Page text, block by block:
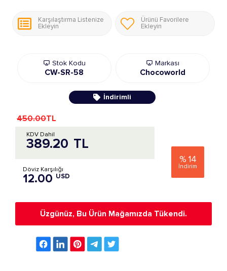
Karşılaştırma Listenize
Ekleyin
Ürünü Favorilere
Ekleyin
Stok Kodu
CW-SR-58
Markası
Chocoworld
İndirimli
% 14
İndirim
450.00TL
389.20 TL
KDV Dahil
Döviz Karşılığı
12.00 USD
Üzgünüz, Bu Ürün Mağamızda Tükendi.